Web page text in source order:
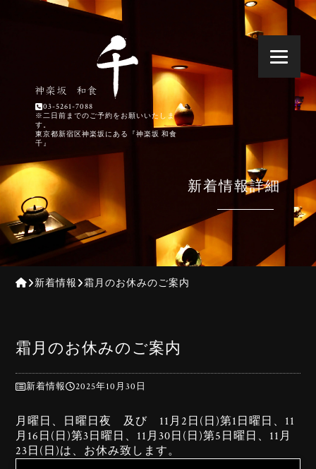
03-5261-7088
※二日前までのご予約をお願いいたしま
す。
東京都新宿区神楽坂にある『神楽坂 和食
千』
新着情報詳細
新着情報 霜月のお休みのご案内
霜月のお休みのご案内
新着情報 2025年10月30日
月曜日、日曜日夜 及び 11月2日(日)第1日曜日、11
月16日(日)第3日曜日、11月30日(日)第5日曜日、11月
23日(日)は、お休み致します。